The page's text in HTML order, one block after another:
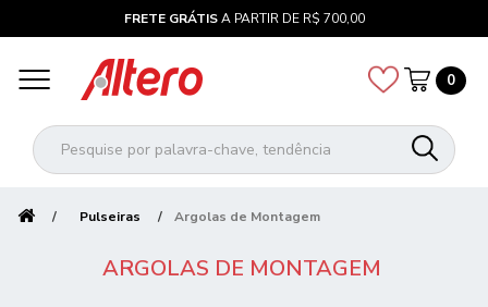
FRETE GRÁTISA PARTIR DE R$ 700,00
0
Pulseiras Argolas de Montagem
ARGOLAS DE MONTAGEM